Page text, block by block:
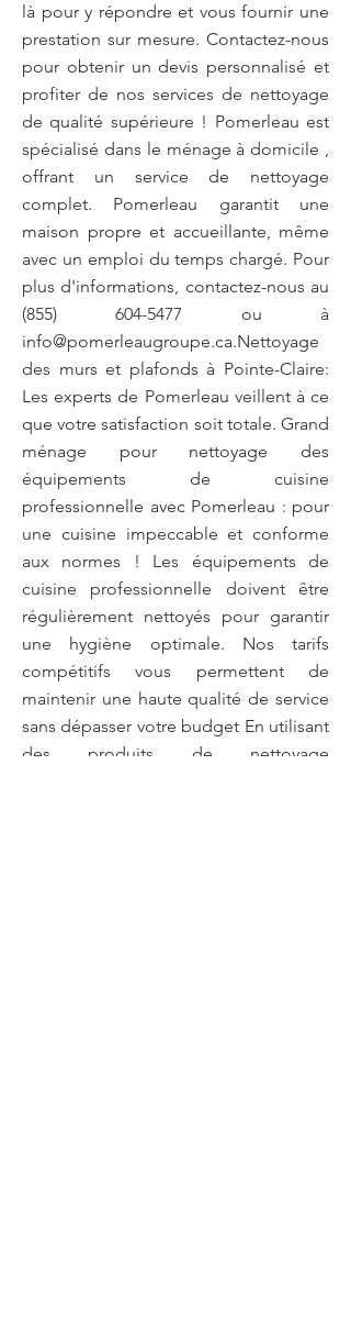
là pour y répondre et vous fournir une
prestation sur mesure. Contactez-nous
pour obtenir un devis personnalisé et
profiter de nos services de nettoyage
de qualité supérieure ! Pomerleau est
spécialisé dans le ménage à domicile ,
offrant un service de nettoyage
complet. Pomerleau garantit une
maison propre et accueillante, même
avec un emploi du temps chargé. Pour
plus d'informations, contactez-nous au
(855) 604-5477 ou à
info@pomerleaugroupe.ca.Nettoyage
des murs et plafonds à Pointe-Claire:
Les experts de Pomerleau veillent à ce
que votre satisfaction soit totale. Grand
ménage pour nettoyage des
équipements de cuisine
professionnelle avec Pomerleau : pour
une cuisine impeccable et conforme
aux normes ! Les équipements de
cuisine professionnelle doivent être
régulièrement nettoyés pour garantir
une hygiène optimale. Nos tarifs
compétitifs vous permettent de
maintenir une haute qualité de service
sans dépasser votre budget En utilisant
des produits de nettoyage